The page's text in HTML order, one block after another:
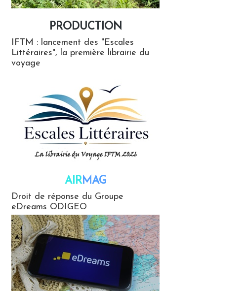
PRODUCTION
IFTM : lancement des "Escales
Littéraires", la première librairie du
voyage
AIRMAG
Droit de réponse du Groupe
eDreams ODIGEO